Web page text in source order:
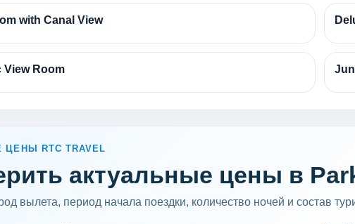
with Canal View
View Room
RTC TRAVEL
актуальные цены в
вылета, период начала поездки, количество ночей и состав